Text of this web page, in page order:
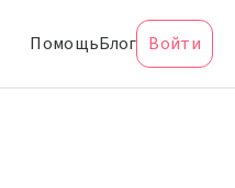
ПомощьБлог Войти